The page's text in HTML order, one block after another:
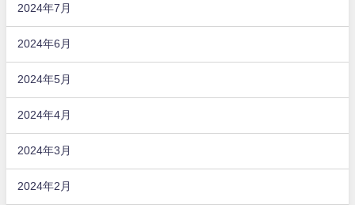
2024年7月
2024年6月
2024年5月
2024年4月
2024年3月
2024年2月